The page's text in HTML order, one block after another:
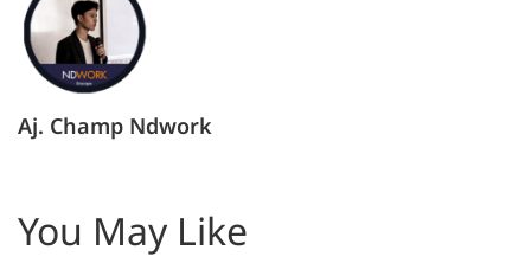
Aj. Champ Ndwork
You May Like